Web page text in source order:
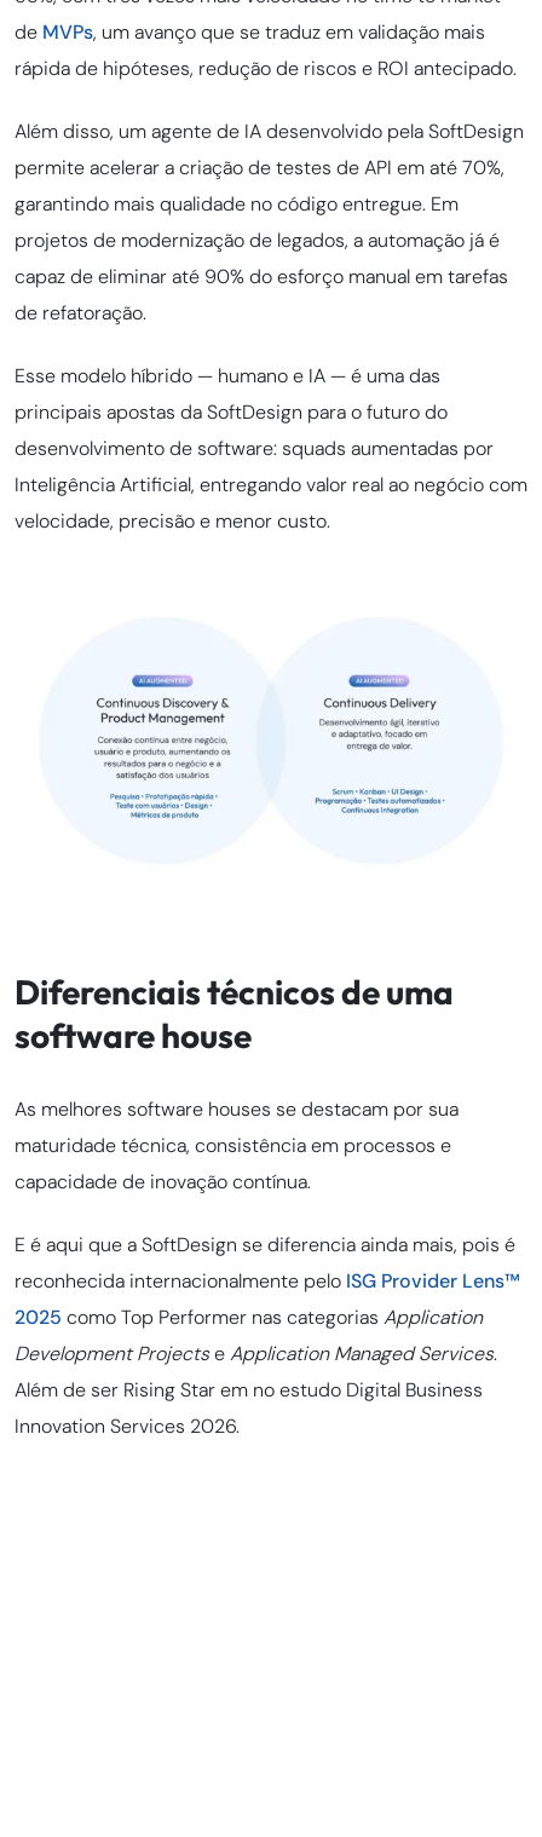
de MVPs, um avanço que se traduz em validação mais
rápida de hipóteses, redução de riscos e ROI antecipado.
Além disso, um agente de IA desenvolvido pela SoftDesign
permite acelerar a criação de testes de API em até 70%,
garantindo mais qualidade no código entregue. Em
projetos de modernização de legados, a automação já é
capaz de eliminar até 90% do esforço manual em tarefas
de refatoração.
Esse modelo híbrido — humano e IA — é uma das
principais apostas da SoftDesign para o futuro do
desenvolvimento de software: squads aumentadas por
Inteligência Artificial, entregando valor real ao negócio com
velocidade, precisão e menor custo.
Diferenciais técnicos de uma
software house
As melhores software houses se destacam por sua
maturidade técnica, consistência em processos e
capacidade de inovação contínua.
E é aqui que a SoftDesign se diferencia ainda mais, pois é
reconhecida internacionalmente pelo ISG Provider Lens™
2025 como Top Performer nas categorias Application
Development ProjectseApplication Managed Services.
Além de ser Rising Star em no estudo Digital Business
Innovation Services 2026.